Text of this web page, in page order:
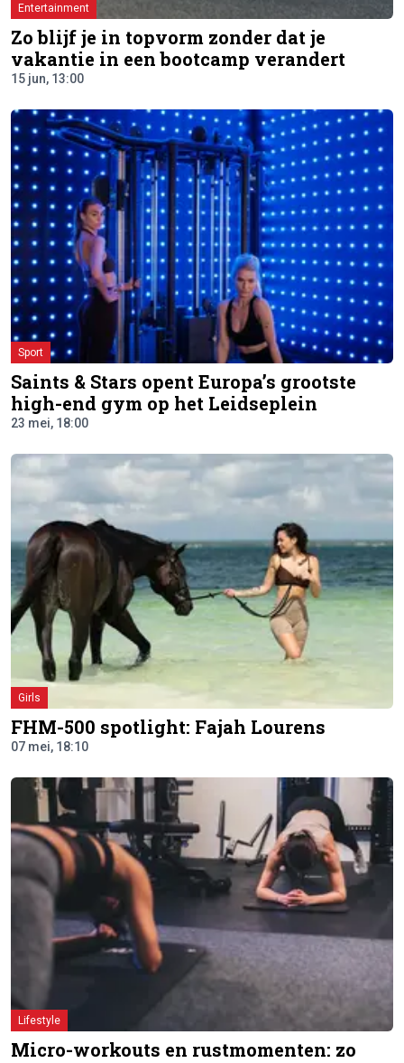
Entertainment
Zo blijf je in topvorm zonder dat je
vakantie in een bootcamp verandert
15 jun, 13:00
Sport
Saints & Stars opent Europa’s grootste
high-end gym op het Leidseplein
23 mei, 18:00
Girls
FHM-500 spotlight: Fajah Lourens
07 mei, 18:10
Lifestyle
Micro-workouts en rustmomenten: zo